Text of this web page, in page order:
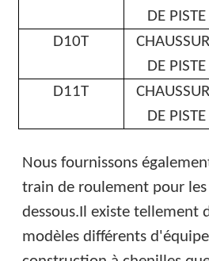
DE PISTE
D10T
DE PISTE
D11T
DE PISTE
Nous fournissons
train de roulement pour
dessous.Il existe tellement
modèles différents